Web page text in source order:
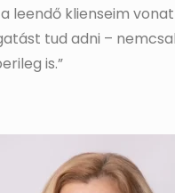
leendő klienseim
tud adni –
is.”